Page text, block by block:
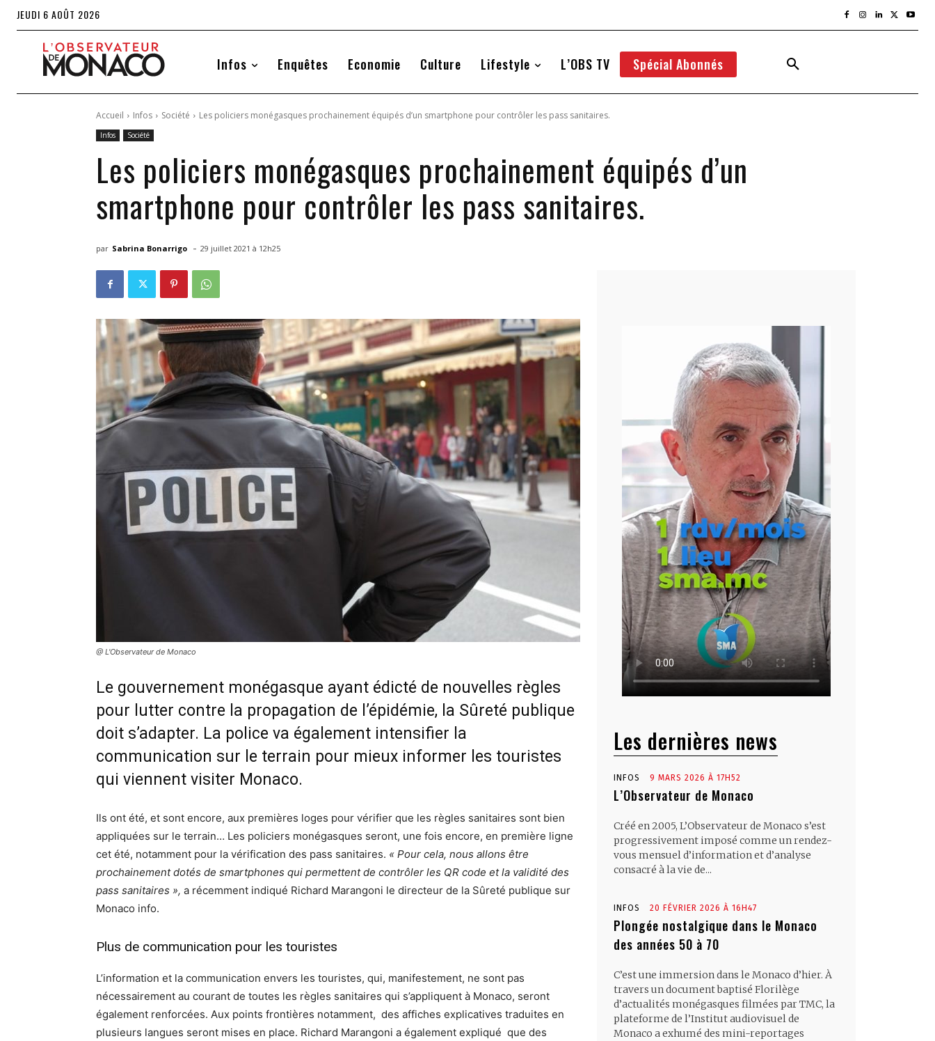
JEUDI 6 AOÛT 2026
Infos Enquêtes Economie Culture Lifestyle L’OBS TV Spécial Abonnés
Accueil Infos Société Les policiers monégasques prochainement équipés d’un smartphone pour contrôler les pass sanitaires.
Infos Société
Les policiers monégasques prochainement équipés d’un
smartphone pour contrôler les pass sanitaires.
par Sabrina Bonarrigo - 29 juillet 2021 à 12h25
@ L'Observateur de Monaco
Le gouvernement monégasque ayant édicté de nouvelles règles
pour lutter contre la propagation de l’épidémie, la Sûreté publique
doit s’adapter. La police va également intensifier la
communication sur le terrain pour mieux informer les touristes
qui viennent visiter Monaco.
Ils ont été, et sont encore, aux premières loges pour vérifier que les règles sanitaires sont bien
appliquées sur le terrain… Les policiers monégasques seront, une fois encore, en première ligne
cet été, notamment pour la vérification des pass sanitaires. « Pour cela, nous allons être
prochainement dotés de smartphones qui permettent de contrôler les QR code et la validité des
pass sanitaires », a récemment indiqué Richard Marangoni le directeur de la Sûreté publique sur
Monaco info.
Plus de communication pour les touristes
L’information et la communication envers les touristes, qui, manifestement, ne sont pas
nécessairement au courant de toutes les règles sanitaires qui s’appliquent à Monaco, seront
également renforcées. Aux points frontières notamment, des affiches explicatives traduites en
plusieurs langues seront mises en place. Richard Marangoni a également expliqué que des
Les dernières news
INFOS 9 MARS 2026 À 17H52
L’Observateur de Monaco
Créé en 2005, L’Observateur de Monaco s’est
progressivement imposé comme un rendez-
vous mensuel d’information et d’analyse
consacré à la vie de...
INFOS 20 FÉVRIER 2026 À 16H47
Plongée nostalgique dans le Monaco
des années 50 à 70
C’est une immersion dans le Monaco d’hier. À
travers un document baptisé Florilège
d’actualités monégasques filmées par TMC, la
plateforme de l’Institut audiovisuel de
Monaco a exhumé des mini-reportages